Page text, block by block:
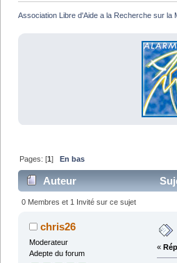
Association Libre d'Aide a la Recherche sur la
Pages: [1] En bas
Auteur
0 Membres et 1 Invité sur ce sujet
chris26
Moderateur
Adepte du forum
«